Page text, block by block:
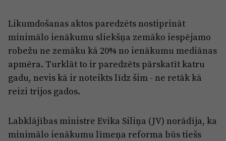
Ētikas kodekss
Lietošanas noteikumi
Pārredzamības paziņojumi
Likumdošanas aktos paredzēts nostiprināt
minimālo ienākumu sliekšņa zemāko iespējamo
robežu ne zemāku kā 20% no ienākumu mediānas
apmēra. Turklāt to ir paredzēts pārskatīt katru
gadu, nevis kā ir noteikts līdz šim - ne retāk kā
reizi trijos gados.
Labklājības ministre Evika Siliņa (JV) norādīja, ka
minimālo ienākumu līmeņa reforma būs tiešs